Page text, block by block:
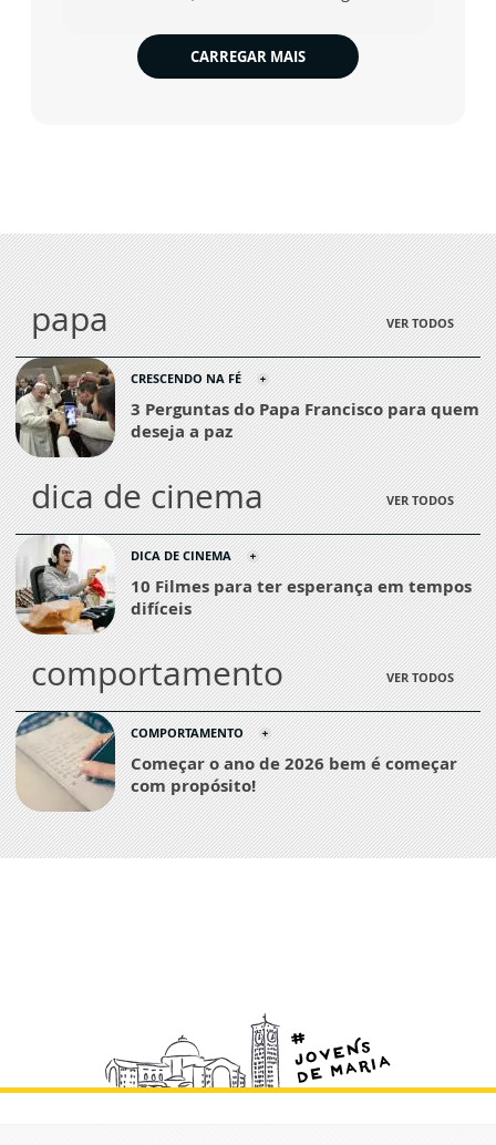
CARREGAR MAIS
papa VER TODOS
CRESCENDO NA FÉ
3 Perguntas do Papa Francisco para quem
deseja a paz
dica de cinema VER TODOS
DICA DE CINEMA
10 Filmes para ter esperança em tempos
difíceis
comportamento VER TODOS
COMPORTAMENTO
Começar o ano de 2026 bem é começar
com propósito!